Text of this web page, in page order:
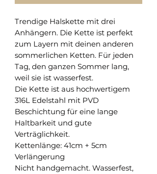
Trendige Halskette mit drei
Anhängern. Die Kette ist perfekt
zum Layern mit deinen anderen
sommerlichen Ketten. Für jeden
Tag, den ganzen Sommer lang,
weil sie ist wasserfest.
Die Kette ist aus hochwertigem
316L Edelstahl mit PVD
Beschichtung für eine lange
Haltbarkeit und gute
Verträglichkeit.
Kettenlänge: 41cm + 5cm
Verlängerung
Nicht handgemacht. Wasserfest,